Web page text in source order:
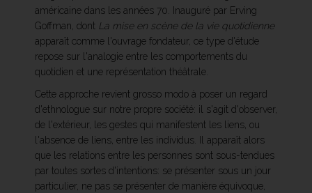
américaine dans les années 70. Inauguré par Erving
Goffman, dont La mise en scène de la vie quotidienne
apparaît comme l'ouvrage fondateur, ce type d'étude
repose sur l'analogie entre les comportements du
quotidien et une représentation théâtrale.
Cette approche revient grosso modo à poser un regard
d'ethnologue sur notre propre société: il s'agit d'observer,
de l'extérieur, les gestes qui manifestent les liens, ou
l'absence de liens, entre les individus. Il apparaît alors
que les relations entre les personnes sont sous-tendues
par toutes sortes d'intentions: se présenter sous un jour
particulier, ne pas se présenter de manière équivoque,